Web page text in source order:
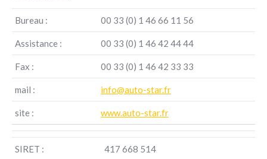
Bureau : 00 33 (0) 1 46 66 11 56
Assistance : 00 33 (0) 1 46 42 44 44
Fax : 00 33 (0) 1 46 42 33 33
mail : info@auto-star.fr
site : www.auto-star.fr
SIRET : 417 668 514